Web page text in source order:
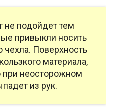
не подойдет тем
привыкли носить
чехла. Поверхность
материала,
при неосторожном
из рук.